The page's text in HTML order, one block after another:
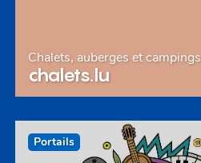
Chalets, auberges et campings
chalets.lu
Portails